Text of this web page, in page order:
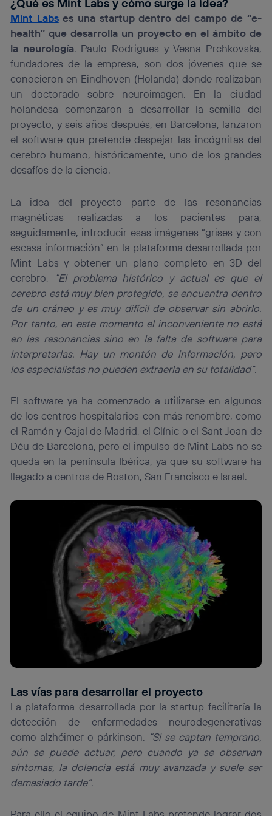
¿Qué es Mint Labs y cómo surge la idea?
Mint Labses una startup dentro del campo de “e-
health” que desarrolla un proyecto en el ámbito de
la neurología. Paulo Rodrigues y Vesna Prchkovska,
fundadores de la empresa, son dos jóvenes que se
conocieron en Eindhoven (Holanda) donde realizaban
un doctorado sobre neuroimagen. En la ciudad
holandesa comenzaron a desarrollar la semilla del
proyecto, y seis años después, en Barcelona, lanzaron
el software que pretende despejar las incógnitas del
cerebro humano, históricamente, uno de los grandes
desafíos de la ciencia.
La idea del proyecto parte de las resonancias
magnéticas realizadas a los pacientes para,
seguidamente, introducir esas imágenes “grises y con
escasa información” en la plataforma desarrollada por
Mint Labs y obtener un plano completo en 3D del
cerebro,
“El problema histórico y actual es que el
cerebro está muy bien protegido, se encuentra dentro
de un cráneo y es muy difícil de observar sin abrirlo.
Por tanto, en este momento el inconveniente no está
en las resonancias sino en la falta de software para
interpretarlas. Hay un montón de información, pero
los especialistas no pueden extraerla en su totalidad”.
El software ya ha comenzado a utilizarse en algunos
de los centros hospitalarios con más renombre, como
el Ramón y Cajal de Madrid, el Clínic o el Sant Joan de
Déu de Barcelona, pero el impulso de Mint Labs no se
queda en la península Ibérica, ya que su software ha
llegado a centros de Boston, San Francisco e Israel.
Las vías para desarrollar el proyecto
La plataforma desarrollada por la startup facilitaría la
detección de enfermedades neurodegenerativas
como alzhéimer o párkinson. “Si se captan temprano,
aún se puede actuar, pero cuando ya se observan
síntomas, la dolencia está muy avanzada y suele ser
demasiado tarde”.
Puedes gestionar los consentimientos Utiq seleccionando
“Administrar Utiq” en la parte inferior de esta página web o
visitando el portal de privacidad de Utiq
(“consenthub”). Para más información, consulta
política de privacidad de Utiq